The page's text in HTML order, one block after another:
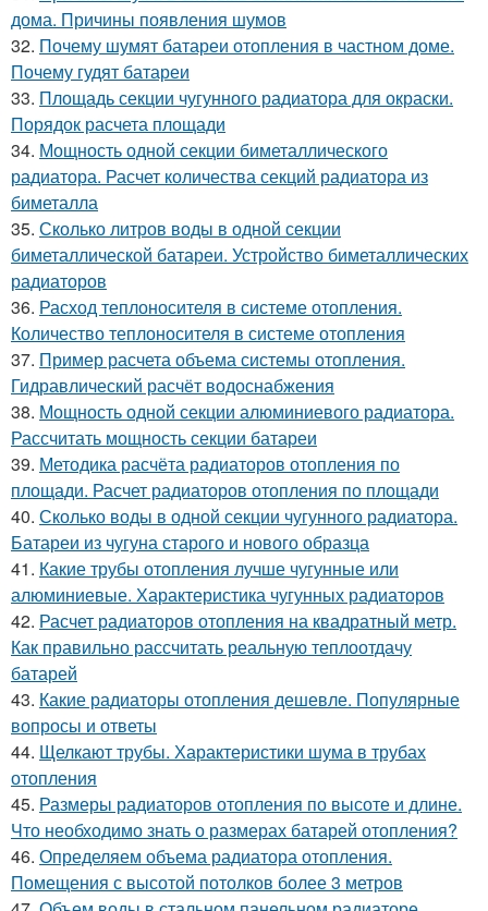
дома. Причины появления шумов
32. Почему шумят батареи отопления в частном доме.
Почему гудят батареи
33. Площадь секции чугунного радиатора для окраски.
Порядок расчета площади
34. Мощность одной секции биметаллического
радиатора. Расчет количества секций радиатора из
биметалла
35. Сколько литров воды в одной секции
биметаллической батареи. Устройство биметаллических
радиаторов
36. Расход теплоносителя в системе отопления.
Количество теплоносителя в системе отопления
37. Пример расчета объема системы отопления.
Гидравлический расчёт водоснабжения
38. Мощность одной секции алюминиевого радиатора.
Рассчитать мощность секции батареи
39. Методика расчёта радиаторов отопления по
площади. Расчет радиаторов отопления по площади
40. Сколько воды в одной секции чугунного радиатора.
Батареи из чугуна старого и нового образца
41. Какие трубы отопления лучше чугунные или
алюминиевые. Характеристика чугунных радиаторов
42. Расчет радиаторов отопления на квадратный метр.
Как правильно рассчитать реальную теплоотдачу
батарей
43. Какие радиаторы отопления дешевле. Популярные
вопросы и ответы
44. Щелкают трубы. Характеристики шума в трубах
отопления
45. Размеры радиаторов отопления по высоте и длине.
Что необходимо знать о размерах батарей отопления?
46. Определяем объема радиатора отопления.
Помещения с высотой потолков более 3 метров